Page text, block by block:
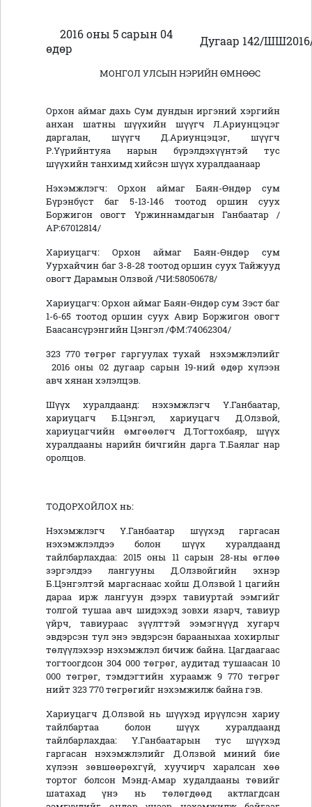
2016 оны 5 сарын 04
өдөр
Дугаар 142/
МОНГОЛ УЛСЫН НЭРИЙН ӨМНӨӨС
Орхон аймаг дахь Сум дундын иргэний хэргийн
анхан шатны шүүхийн шүүгч Л.Ариунцэцэг
даргалан, шүүгч Д.Ариунцэцэг, шүүгч
Р.Үүрийнтуяа нарын бүрэлдэхүүнтэй тус
шүүхийн танхимд хийсэн шүүх хуралдаанаар
Нэхэмжлэгч: Орхон аймаг Баян-Өндөр сум
Бүрэнбүст баг 5-13-146 тоотод оршин суух
Боржигон овогт Үржиннамдагын Ганбаатар /
АР:67012814/
Хариуцагч: Орхон аймаг Баян-Өндөр сум
Уурхайчин баг 3-8-28 тоотод оршин суух Тайжууд
овогт Дарамын Олзвой /ЧИ:58050678/
Хариуцагч: Орхон аймаг Баян-Өндөр сум Зэст баг
1-6-65 тоотод оршин суух Авир Боржигон овогт
Баасансүрэнгийн Цэнгэл /ФМ:74062304/
323 770 төгрөг гаргуулах тухай нэхэмжлэлийг
2016 оны 02 дугаар сарын 19-ний өдөр хүлээн
авч хянан хэлэлцэв.
Шүүх хуралдаанд: нэхэмжлэгч Ү.Ганбаатар,
хариуцагч Б.Цэнгэл, хариуцагч Д.Олзвой,
хариуцагчийн өмгөөлөгч Д.Тогтохбаяр, шүүх
хуралдааны нарийн бичгийн дарга Т.Баялаг нар
оролцов.
ТОДОРХОЙЛОХ нь:
Нэхэмжлэгч Ү.Ганбаатар шүүхэд гаргасан
нэхэмжлэлдээ болон шүүх хуралдаанд
тайлбарлахдаа: 2015 оны 11 сарын 28-ны өглөө
зэргэлдээ лангууны Д.Олзвойгийн эхнэр
Б.Цэнгэлтэй маргаснаас хойш Д.Олзвой 1 цагийн
дараа ирж лангуун дээрх тавиуртай ээмгийг
толгой тушаа авч шидэхэд зовхи язарч, тавиур
үйрч, тавиураас зүүлттэй ээмэгнүүд хугарч
эвдэрсэн тул энэ эвдэрсэн барааныхаа хохирлыг
төлүүлэхээр нэхэмжлэл бичиж байна. Цагдаагаас
тогтоогдсон 304 000 төгрөг, аудитад тушаасан 10
000 төгрөг, тэмдэгтийн хураамж 9 770 төгрөг
нийт 323 770 төгрөгийг нэхэмжилж байна гэв.
Хариуцагч Д.Олзвой нь шүүхэд ирүүлсэн хариу
тайлбартаа болон шүүх хуралдаанд
тайлбарлахдаа: Ү.Ганбаатарын тус шүүхэд
гаргасан нэхэмжлэлийг Д.Олзвой миний бие
хүлээн зөвшөөрөхгүй, хуучирч харалсан хөө
тортог болсон Мэнд-Амар худалдааны төвийг
шатахад үнэ нь төлөгдөөд актлагдсан